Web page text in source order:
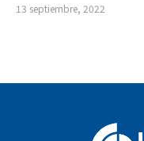
13 septiembre, 2022